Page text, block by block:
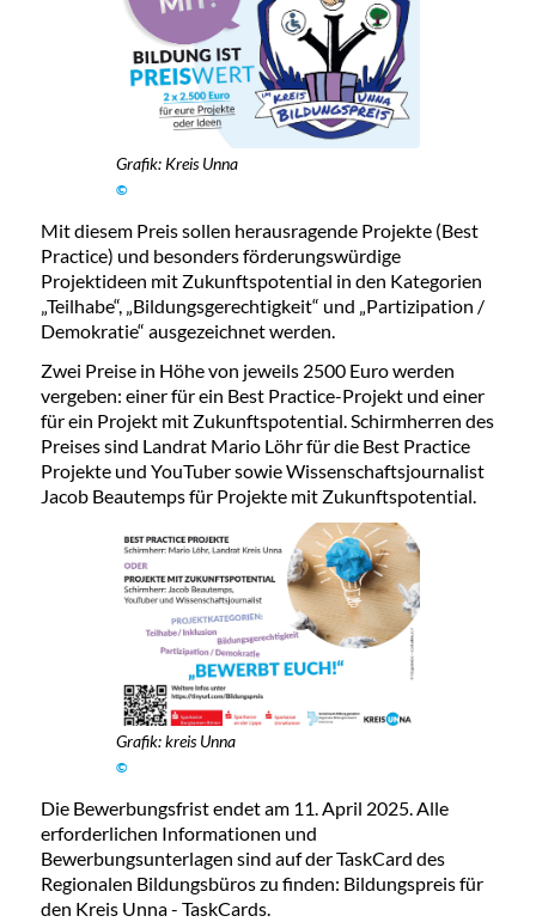
Grafik: Kreis Unna
©
Mit diesem Preis sollen herausragende Projekte (Best
Practice) und besonders förderungswürdige
Projektideen mit Zukunftspotential in den Kategorien
„Teilhabe“, „Bildungsgerechtigkeit“ und „Partizipation /
Demokratie“ ausgezeichnet werden.
Zwei Preise in Höhe von jeweils 2500 Euro werden
vergeben: einer für ein Best Practice-Projekt und einer
für ein Projekt mit Zukunftspotential. Schirmherren des
Preises sind Landrat Mario Löhr für die Best Practice
Projekte und YouTuber sowie Wissenschaftsjournalist
Jacob Beautemps für Projekte mit Zukunftspotential.
Grafik: kreis Unna
©
Die Bewerbungsfrist endet am 11. April 2025. Alle
erforderlichen Informationen und
Bewerbungsunterlagen sind auf der TaskCard des
Regionalen Bildungsbüros zu finden: Bildungspreis für
den Kreis Unna - TaskCards.